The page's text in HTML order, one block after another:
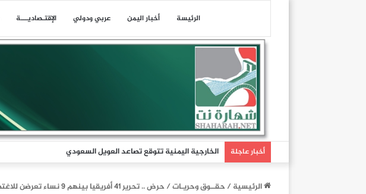
الرئيسة أخبار اليمن عربي ودولي اﻹقتـصاديـــة
أخبار عاجلة الخارجية اليمنية تتوقع تصاعد العويل السعودي
الرئيسية/حقــوق وحريـات/حرض .. تحرير 41 أفريقيا بينهم 9 نساء تعرضن للاغتصاب